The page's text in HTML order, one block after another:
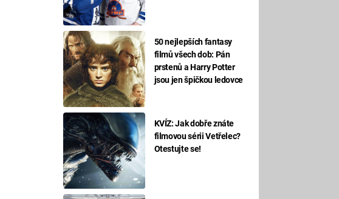
50 nejlepších fantasy
filmů všech dob: Pán
prstenů a Harry Potter
jsou jen špičkou ledovce
KVÍZ: Jak dobře znáte
filmovou sérii Vetřelec?
Otestujte se!